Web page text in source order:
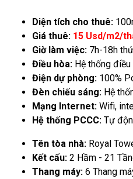
Diện tích cho thuê:
Giá thuê: 15 Usd/m2/
Giờ làm việc: 7h-18h
Điều hòa: Hệ thống
Điện dự phòng: 100%
Đèn chiếu sáng: Hệ
Mạng Internet: Wifi,
Hệ thống PCCC: Tự
Tên tòa nhà: Royal
Kết cấu: 2 Hầm - 21
Thang máy: 6 Thang